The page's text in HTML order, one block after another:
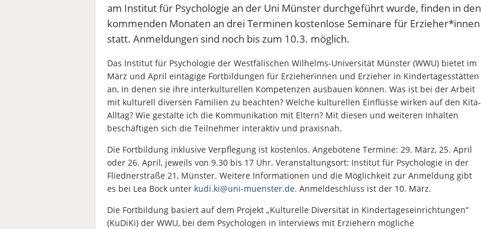
am Institut für Psychologie an der Uni Münster durchgeführt wurde, finden in den
kommenden Monaten an drei Terminen kostenlose Seminare für Erzieher*innen
statt. Anmeldungen sind noch bis zum 10.3. möglich.
Das Institut für Psychologie der Westfälischen Wilhelms-Universität Münster (WWU) bietet im
März und April eintägige Fortbildungen für Erzieherinnen und Erzieher in Kindertagesstätten
an, in denen sie ihre interkulturellen Kompetenzen ausbauen können. Was ist bei der Arbeit
mit kulturell diversen Familien zu beachten? Welche kulturellen Einflüsse wirken auf den Kita-
Alltag? Wie gestalte ich die Kommunikation mit Eltern? Mit diesen und weiteren Inhalten
beschäftigen sich die Teilnehmer interaktiv und praxisnah.
Die Fortbildung inklusive Verpflegung ist kostenlos. Angebotene Termine: 29. März, 25. April
oder 26. April, jeweils von 9.30 bis 17 Uhr. Veranstaltungsort: Institut für Psychologie in der
Fliednerstraße 21, Münster. Weitere Informationen und die Möglichkeit zur Anmeldung gibt
es bei Lea Bock unter kudi.ki@uni-muenster.de. Anmeldeschluss ist der 10. März.
Die Fortbildung basiert auf dem Projekt „Kulturelle Diversität in Kindertageseinrichtungen“
(KuDiKi) der WWU, bei dem Psychologen in Interviews mit Erziehern mögliche